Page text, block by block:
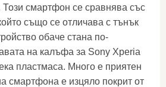
смартфон се сравнява със
също се отличава с тънък
обаче стана по-
на калъфа за Sony Xperia
пластмаса. Много е приятен
смартфона е изцяло покрит от